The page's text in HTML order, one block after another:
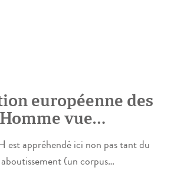
européenne des
vue
du
et du « dehors »
est appréhendé ici non pas tant du
(un corpus